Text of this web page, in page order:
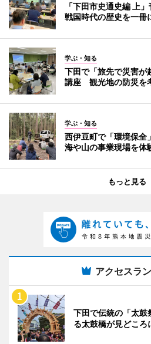
「下田市史通史編 上
戦国時代の歴史を一冊
学ぶ・知る
下田で「旅先で災害が
講座 観光地の防災を
学ぶ・知る
西伊豆町で「環境保
海や山の事業現場を体
もっと見る
アクセスラ
下田で伝統の「太
る太鼓橋が見どころ